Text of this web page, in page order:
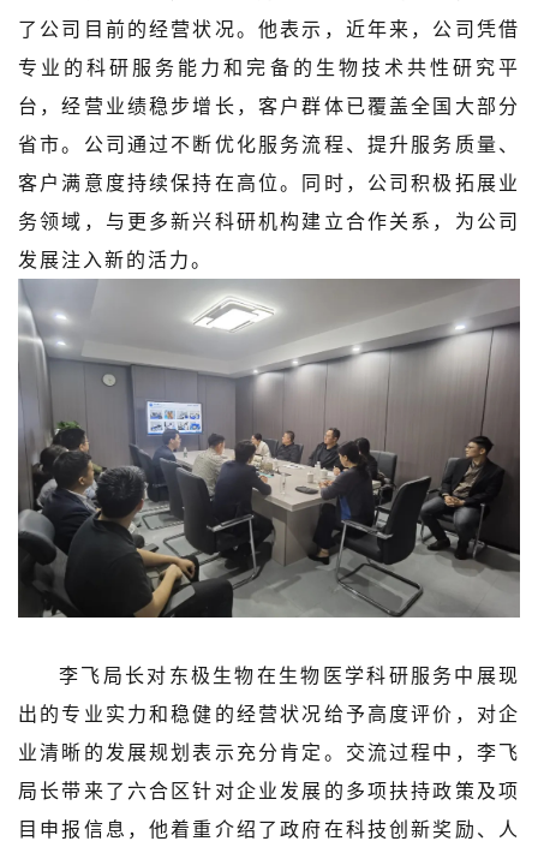
了公司目前的经营状况。他表示，近年来，公司凭借
专业的科研服务能力和完备的生物技术共性研究平
台，经营业绩稳步增长，客户群体已覆盖全国大部分
省市。公司通过不断优化服务流程、提升服务质量、
客户满意度持续保持在高位。同时，公司积极拓展业
务领域，与更多新兴科研机构建立合作关系，为公司
发展注入新的活力。
李飞局长对东极生物在生物医学科研服务中展现
出的专业实力和稳健的经营状况给予高度评价，对企
业清晰的发展规划表示充分肯定。交流过程中，李飞
局长带来了六合区针对企业发展的多项扶持政策及项
目申报信息，他着重介绍了政府在科技创新奖励、人